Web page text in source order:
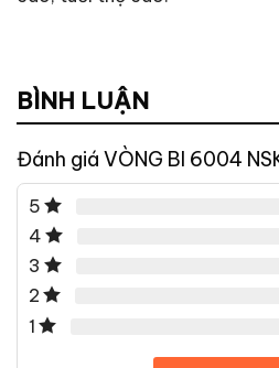
BÌNH LUẬN
Đánh giá VÒNG BI 6004
5
4
3
2
1